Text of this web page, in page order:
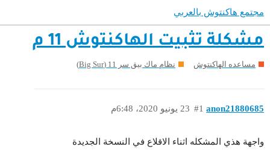
مجتمع هاكنتوش بالعربي
مشكلة تثبيت الهاكنتوش 11 م
مساعده الهاكنتوش نظام ماك بيق سر 11 (Big Sur)
anon21880685 23 يونيو 2020، 6:48م #1
واجهة هذي المشكله اثناء الاقلاع في النسخة الجديدة